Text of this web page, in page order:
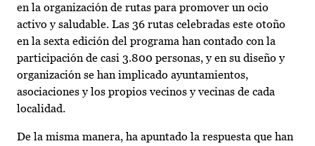
en la organización de rutas para promover un ocio
activo y saludable. Las 36 rutas celebradas este otoño
en la sexta edición del programa han contado con la
participación de casi 3.800 personas, y en su diseño y
organización se han implicado ayuntamientos,
asociaciones y los propios vecinos y vecinas de cada
localidad.
De la misma manera, ha apuntado la respuesta que han